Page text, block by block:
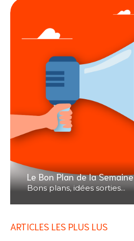
Le Bon Plan de la Semaine
Bons plans, idées sorties...
ARTICLES LES PLUS LUS